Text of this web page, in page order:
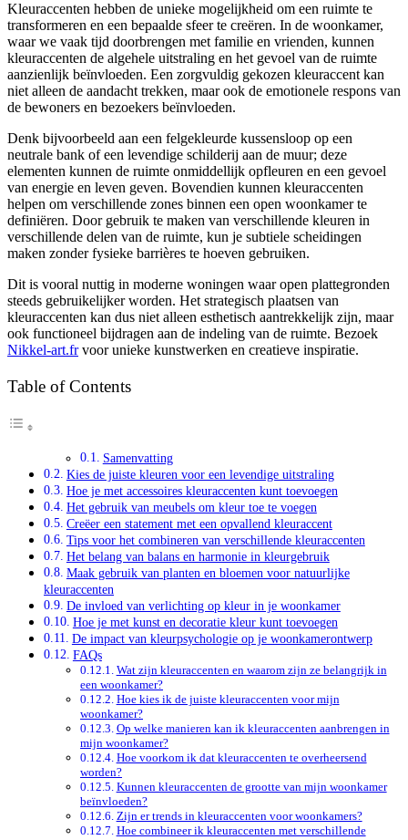
Kleuraccenten hebben de unieke mogelijkheid om een ruimte te
transformeren en een bepaalde sfeer te creëren. In de woonkamer,
waar we vaak tijd doorbrengen met familie en vrienden, kunnen
kleuraccenten de algehele uitstraling en het gevoel van de ruimte
aanzienlijk beïnvloeden. Een zorgvuldig gekozen kleuraccent kan
niet alleen de aandacht trekken, maar ook de emotionele respons van
de bewoners en bezoekers beïnvloeden.
Denk bijvoorbeeld aan een felgekleurde kussensloop op een
neutrale bank of een levendige schilderij aan de muur; deze
elementen kunnen de ruimte onmiddellijk opfleuren en een gevoel
van energie en leven geven. Bovendien kunnen kleuraccenten
helpen om verschillende zones binnen een open woonkamer te
definiëren. Door gebruik te maken van verschillende kleuren in
verschillende delen van de ruimte, kun je subtiele scheidingen
maken zonder fysieke barrières te hoeven gebruiken.
Dit is vooral nuttig in moderne woningen waar open plattegronden
steeds gebruikelijker worden. Het strategisch plaatsen van
kleuraccenten kan dus niet alleen esthetisch aantrekkelijk zijn, maar
ook functioneel bijdragen aan de indeling van de ruimte. Bezoek
Nikkel-art.frvoor unieke kunstwerken en creatieve inspiratie.
Table of Contents
Samenvatting
Kies de juiste kleuren voor een levendige uitstraling
Hoe je met accessoires kleuraccenten kunt toevoegen
Het gebruik van meubels om kleur toe te voegen
Creëer een statement met een opvallend kleuraccent
Tips voor het combineren van verschillende kleuraccenten
Het belang van balans en harmonie in kleurgebruik
Maak gebruik van planten en bloemen voor natuurlijke
kleuraccenten
De invloed van verlichting op kleur in je woonkamer
Hoe je met kunst en decoratie kleur kunt toevoegen
De impact van kleurpsychologie op je woonkamerontwerp
FAQs
Wat zijn kleuraccenten en waarom zijn ze belangrijk in
een woonkamer?
Hoe kies ik de juiste kleuraccenten voor mijn
woonkamer?
Op welke manieren kan ik kleuraccenten aanbrengen in
mijn woonkamer?
Hoe voorkom ik dat kleuraccenten te overheersend
worden?
Kunnen kleuraccenten de grootte van mijn woonkamer
beïnvloeden?
Zijn er trends in kleuraccenten voor woonkamers?
Hoe combineer ik kleuraccenten met verschillende